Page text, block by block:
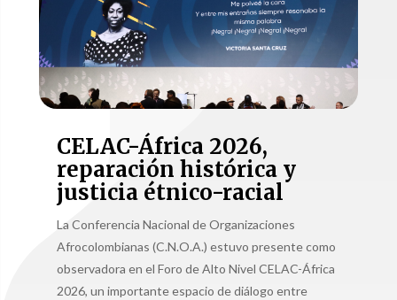
CELAC-África 2026,
reparación histórica y
justicia étnico-racial
La Conferencia Nacional de Organizaciones
Afrocolombianas (C.N.O.A.) estuvo presente como
observadora en el Foro de Alto Nivel CELAC-África
2026, un importante espacio de diálogo entre